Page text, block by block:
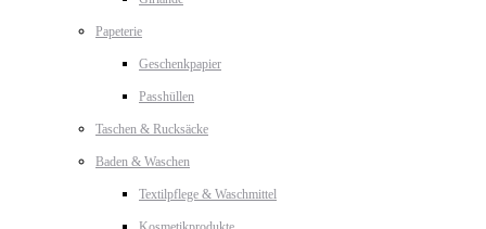
Papeterie
Geschenkpapier
Passhüllen
Taschen & Rucksäcke
Baden & Waschen
Textilpflege & Waschmittel